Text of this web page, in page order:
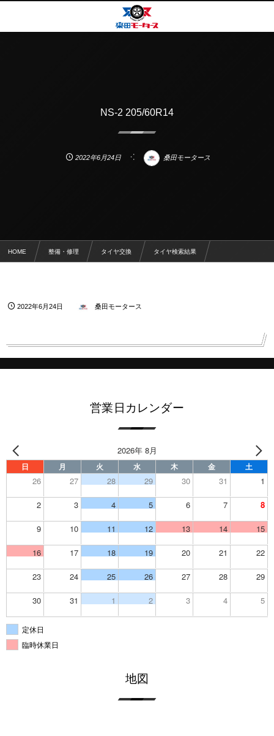
NS-2 205/60R14
2022年6月24日 桑田モータース
HOME 整備・修理 タイヤ交換 タイヤ検索結果
2022年6月24日 桑田モータース
営業日カレンダー
2026年 8月
日 月 火 水 木 金 土
26 27 28 29 30 31 1
2 3 4 5 6 7 8
9 10 11 12 13 14 15
16 17 18 19 20 21 22
23 24 25 26 27 28 29
30 31 1 2 3 4 5
定休日
臨時休業日
地図